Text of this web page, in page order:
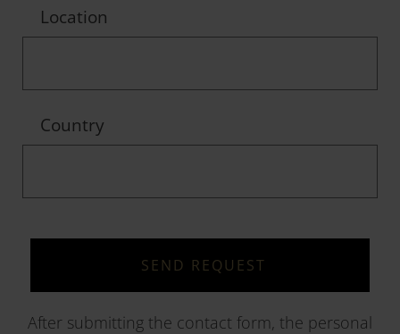
Location
Country
After submitting the contact form, the personal